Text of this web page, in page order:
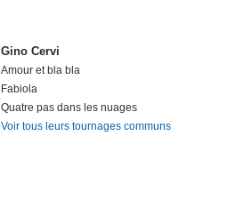
Gino Cervi
Amour et bla bla
Fabiola
Quatre pas dans les nuages
Voir tous leurs tournages communs